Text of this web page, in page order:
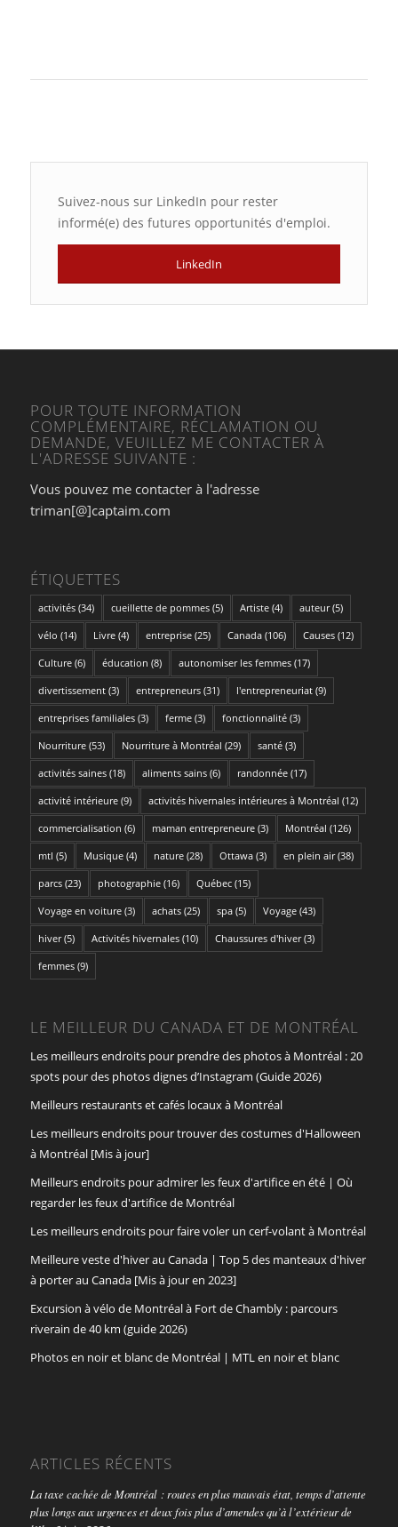
Suivez-nous sur LinkedIn pour rester
informé(e) des futures opportunités d'emploi.
LinkedIn
POUR TOUTE INFORMATION
COMPLÉMENTAIRE, RÉCLAMATION OU
DEMANDE, VEUILLEZ ME CONTACTER À
L'ADRESSE SUIVANTE :
Vous pouvez me contacter à l'adresse
triman[@]captaim.com
ÉTIQUETTES
activités(34) cueillette de pommes(5) Artiste(4) auteur(5)
vélo (14) Livre(4) entreprise(25) Canada(106) Causes(12)
Culture(6) éducation (8) autonomiser les femmes(17)
divertissement(3) entrepreneurs(31) l'entrepreneuriat(9)
entreprises familiales(3) ferme(3) fonctionnalité(3)
Nourriture(53) Nourriture à Montréal (29) santé(3)
activités saines(18) aliments sains(6) randonnée(17)
activité intérieure(9) activités hivernales intérieures à Montréal (12)
commercialisation (6) maman entrepreneure(3) Montréal (126)
mtl (5) Musique(4) nature(28) Ottawa(3) en plein air(38)
parcs(23) photographie(16) Québec(15)
Voyage en voiture(3) achats(25) spa(5) Voyage(43)
hiver(5) Activités hivernales(10) Chaussures d'hiver(3)
femmes(9)
LE MEILLEUR DU CANADA ET DE MONTRÉAL
Les meilleurs endroits pour prendre des photos à Montréal : 20
spots pour des photos dignes d’Instagram (Guide 2026)
Meilleurs restaurants et cafés locaux à Montréal
Les meilleurs endroits pour trouver des costumes d'Halloween
à Montréal [Mis à jour]
Meilleurs endroits pour admirer les feux d'artifice en été | Où
regarder les feux d'artifice de Montréal
Les meilleurs endroits pour faire voler un cerf-volant à Montréal
Meilleure veste d'hiver au Canada | Top 5 des manteaux d'hiver
à porter au Canada [Mis à jour en 2023]
Excursion à vélo de Montréal à Fort de Chambly : parcours
riverain de 40 km (guide 2026)
Photos en noir et blanc de Montréal | MTL en noir et blanc
ARTICLES RÉCENTS
La taxe cachée de Montréal : routes en plus mauvais état, temps d’attente
plus longs aux urgences et deux fois plus d’amendes qu’à l’extérieur de